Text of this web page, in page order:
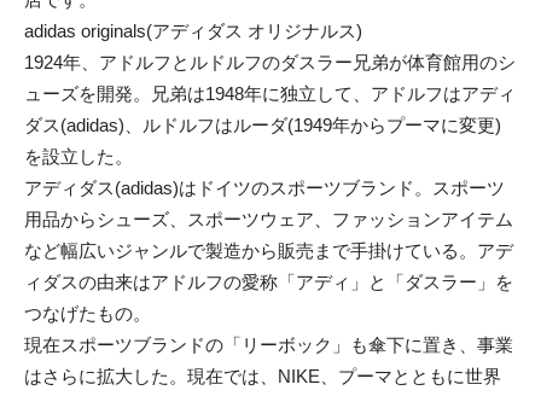
adidas originals(アディダス オリジナルス)
1924年、アドルフとルドルフのダスラー兄弟が体育館用のシ
ューズを開発。兄弟は1948年に独立して、アドルフはアディ
ダス(adidas)、ルドルフはルーダ(1949年からプーマに変更)
を設立した。
アディダス(adidas)はドイツのスポーツブランド。スポーツ
用品からシューズ、スポーツウェア、ファッションアイテム
など幅広いジャンルで製造から販売まで手掛けている。アデ
ィダスの由来はアドルフの愛称「アディ」と「ダスラー」を
つなげたもの。
現在スポーツブランドの「リーボック」も傘下に置き、事業
はさらに拡大した。現在では、NIKE、プーマとともに世界